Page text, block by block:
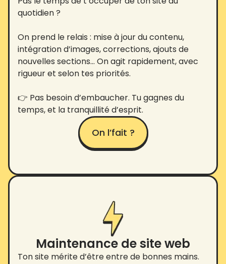
quotidien ?
On prend le relais : mise à jour du contenu,
intégration d’images, corrections, ajouts de
nouvelles sections… On agit rapidement, avec
rigueur et selon tes priorités.
👉 Pas besoin d’embaucher. Tu gagnes du
temps, et la tranquillité d’esprit.
On l’fait ?
Maintenance de site web
Ton site mérite d’être entre de bonnes mains.